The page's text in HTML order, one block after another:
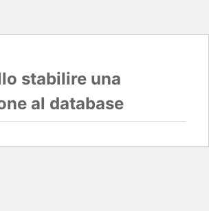
stabilire una
al database